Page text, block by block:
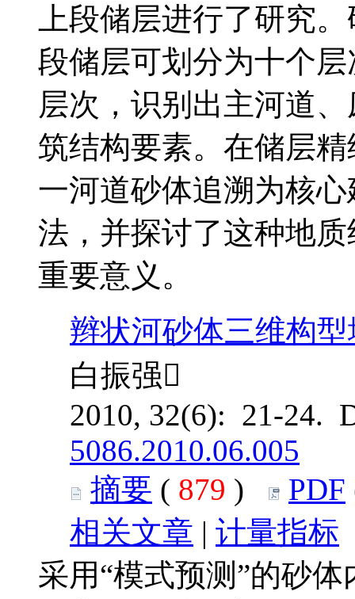
上段储层进行了研究
段储层可划分为十个
层次，识别出主河道
筑结构要素。在储层
一河道砂体追溯为核
法，并探讨了这种地
重要意义。
辫状河砂体三维构
白振强
2010, 32(6): 21-24.
5086.2010.06.005
摘要 ( 879 ) PDF
相关文章 | 计量指标
采用“模式预测”的砂